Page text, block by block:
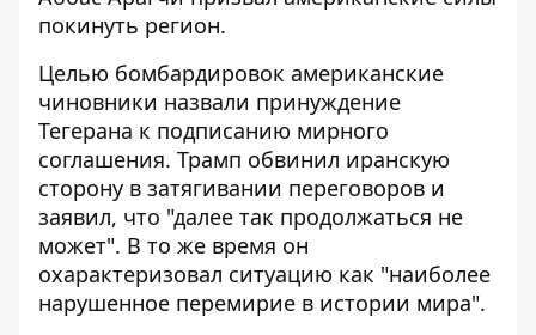
покинуть регион.
Целью бомбардировок американские
чиновники назвали принуждение
Тегерана к подписанию мирного
соглашения. Трамп обвинил иранскую
сторону в затягивании переговоров и
заявил, что "далее так продолжаться не
может". В то же время он
охарактеризовал ситуацию как "наиболее
нарушенное перемирие в истории мира".